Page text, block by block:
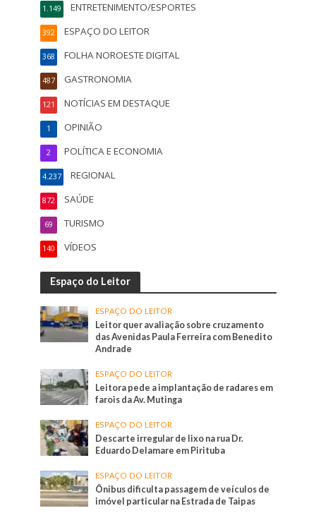
ENTRETENIMENTO/ESPORTES
1.149
ESPAÇO DO LEITOR
392
FOLHA NOROESTE DIGITAL
368
GASTRONOMIA
487
NOTÍCIAS EM DESTAQUE
121
OPINIÃO
1
POLÍTICA E ECONOMIA
2
REGIONAL
4.237
SAÚDE
872
TURISMO
69
VÍDEOS
140
Espaço do Leitor
ESPAÇO DO LEITOR
Leitor quer avaliação sobre cruzamento
das Avenidas Paula Ferreira com Benedito
Andrade
ESPAÇO DO LEITOR
Leitora pede a implantação de radares em
farois da Av. Mutinga
ESPAÇO DO LEITOR
Descarte irregular de lixo na rua Dr.
Eduardo Delamare em Pirituba
ESPAÇO DO LEITOR
Ônibus dificulta passagem de veículos de
imóvel particular na Estrada de Taipas